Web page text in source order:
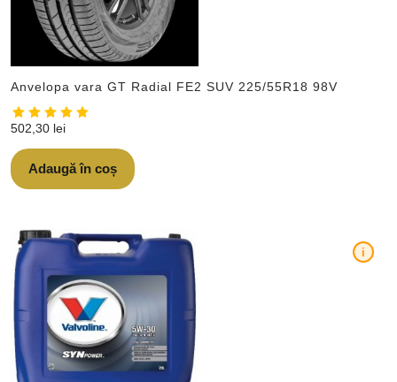
Anvelopa vara GT Radial FE2 SUV 225/55R18 98V
502,30 lei
Adaugă în coș
i